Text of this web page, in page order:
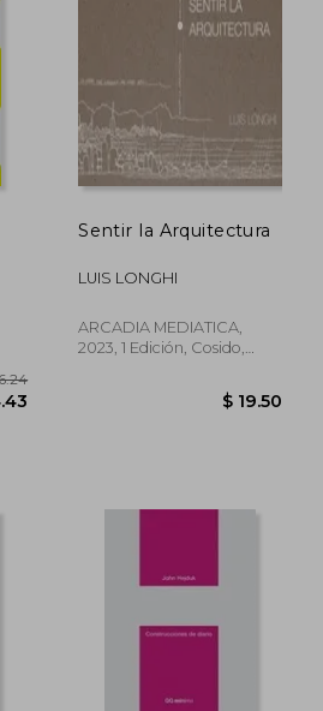
45%
Sentir la Arquitectura
LUIS LONGHI
ARCADIA MEDIATICA,
2023, 1 Edición, Cosido,